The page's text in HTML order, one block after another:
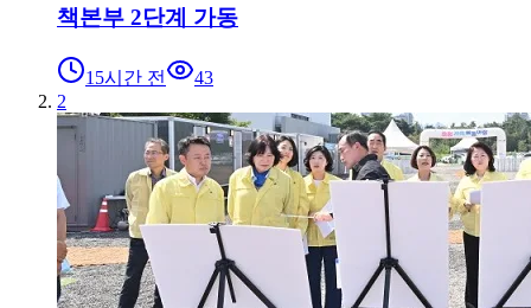
책본부 2단계 가동
15시간 전
43
2